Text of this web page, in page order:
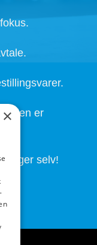
er
selv!
×